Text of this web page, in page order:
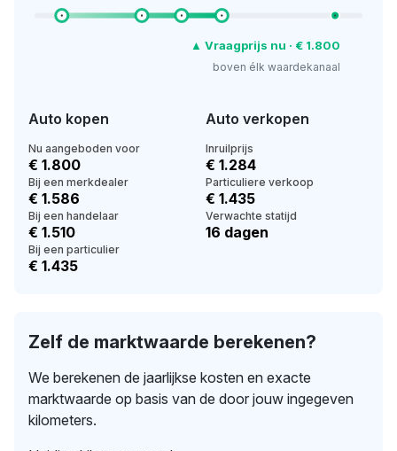
▲ Vraagprijs nu · € 1.800
boven élk waardekanaal
Auto kopen
Nu aangeboden voor
€ 1.800
Bij een merkdealer
€ 1.586
Bij een handelaar
€ 1.510
Bij een particulier
€ 1.435
Auto verkopen
Inruilprijs
€ 1.284
Particuliere verkoop
€ 1.435
Verwachte statijd
16 dagen
Zelf de marktwaarde berekenen?
We berekenen de jaarlijkse kosten en exacte
marktwaarde op basis van de door jouw ingegeven
kilometers.